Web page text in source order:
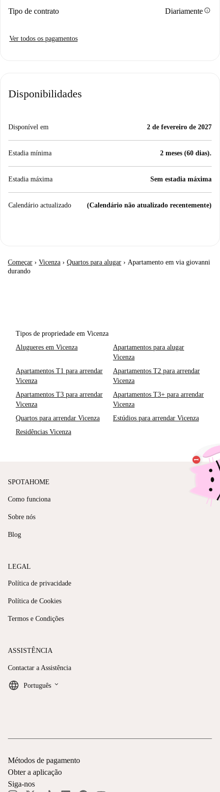
Tipo de contrato Diariamenteinfo
Ver todos os pagamentos
Disponibilidades
Disponível em 2 de fevereiro de 2027
Estadia mínima 2 meses (60 dias).
Estadia máxima Sem estadia máxima
Calendário actualizado (Calendário não atualizado recentemente)
Começar › Vicenza › Quartos para alugar › Apartamento em via giovanni
durando
Tipos de propriedade em Vicenza
Alugueres em Vicenza
Apartamentos para alugar
Vicenza
Apartamentos T1 para arrendar
Vicenza
Apartamentos T2 para arrendar
Vicenza
Apartamentos T3 para arrendar
Vicenza
Apartamentos T3+ para arrendar
Vicenza
Quartos para arrendar Vicenza
Estúdios para arrendar Vicenza
Residências Vicenza
SPOTAHOME
Como funciona
Sobre nós
Blog
LEGAL
Política de privacidade
Política de Cookies
Termos e Condições
ASSISTÊNCIA
Contactar a Assistência
Português keyboard_arrow_down
Métodos de pagamento
Obter a aplicação
Siga-nos